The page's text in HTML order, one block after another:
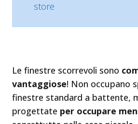
store
Le finestre scorrevoli sono
vantaggiose! Non occupano
finestre standard a battente,
progettate per occupare